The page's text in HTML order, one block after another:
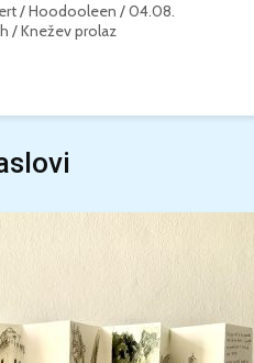
/ Hoodooleen / 04.08.
/ Knežev prolaz